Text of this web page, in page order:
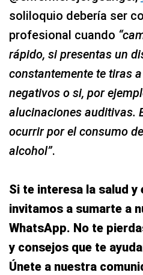
soliloquio debería ser
profesional cuando
rápido, si presentas un
constantemente te tiras
negativos o si, por
alucinaciones auditivas.
ocurrir por el consumo
alcohol”.
Si te interesa la salud y
invitamos a sumarte a
WhatsApp. No te
y consejos que te
Únete a nuestra